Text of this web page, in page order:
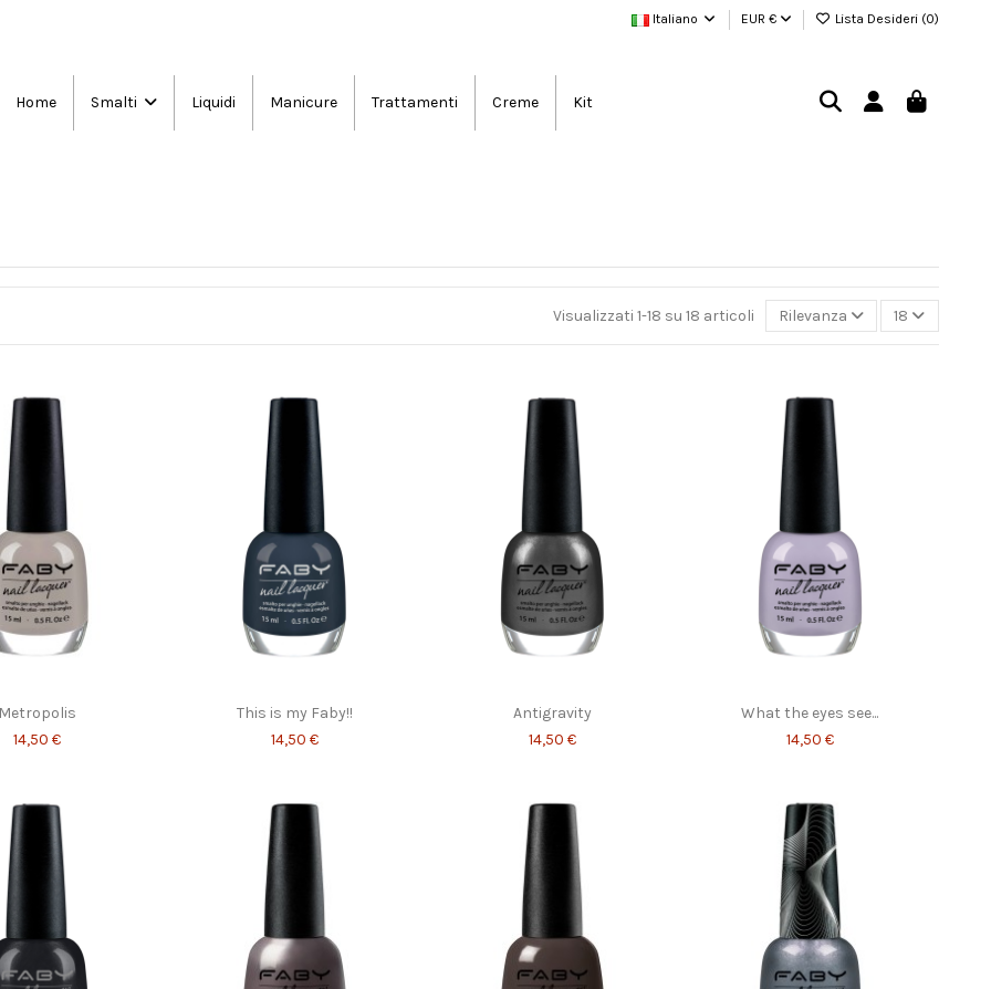
Italiano EUR € Lista Desideri (0)
Home Smalti Liquidi Manicure Trattamenti Creme Kit
Visualizzati 1-18 su 18 articoli Rilevanza 18
14,50 €
This is my Faby!!
14,50 €
Antigravity
14,50 €
What the eyes see...
14,50 €